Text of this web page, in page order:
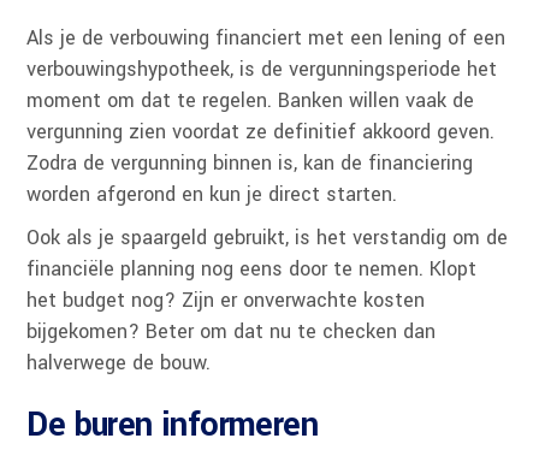
Als je de verbouwing financiert met een lening of een
verbouwingshypotheek, is de vergunningsperiode het
moment om dat te regelen. Banken willen vaak de
vergunning zien voordat ze definitief akkoord geven.
Zodra de vergunning binnen is, kan de financiering
worden afgerond en kun je direct starten.
Ook als je spaargeld gebruikt, is het verstandig om de
financiële planning nog eens door te nemen. Klopt
het budget nog? Zijn er onverwachte kosten
bijgekomen? Beter om dat nu te checken dan
halverwege de bouw.
De buren informeren